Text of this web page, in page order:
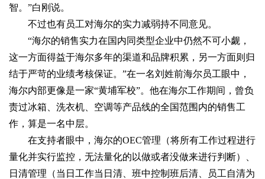
智。”白刚说。
不过也有员工对海尔的实力减弱持不同意见。
“海尔的销售实力在国内同类型企业中仍然不可小觑，
这一方面得益于海尔多年的渠道和品牌积累，另一方面则归
结于严苛的业绩考核保证。”在一名刘姓前海尔员工眼中，
海尔内部更像是一家“黄埔军校”。他在海尔工作期间，曾负
责过冰箱、洗衣机、空调等产品线的全国范围内的销售工
作，算是一名中层。
在支持者眼中，海尔的OEC管理（将所有工作过程进行
量化并实行监控，无法量化的以做或者没做来进行判断）、
日清管理（当日工作当日清、班中控制班后清、员工自清为